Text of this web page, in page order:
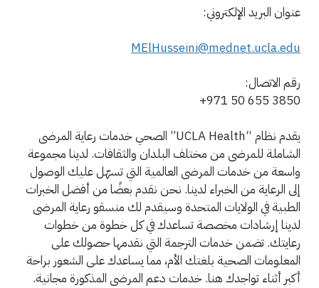
عنوان البريد الإلكتروني:
MElHusseini@mednet.ucla.edu
رقم الاتصال:
+971 50 655 3850
يقدم نظام “UCLA Health” الصحي خدمات رعاية المرضى
الشاملة للمرضى من مختلف البلدان والثقافات. لدينا مجموعة
واسعة من خدمات المرضى العالمية التي تسهّل عليك الوصول
إلى الرعاية من الخبراء لدينا. نحن نقدم بعضًا من أفضل الخبرات
الطبية في الولايات المتحدة وسيقدم لك منسقو رعاية المرضى
لدينا إرشادات مخصصة تساعدك في كل خطوة من خطوات
رعايتك. تضمن خدمات الترجمة التي نقدمها حصولك على
المعلومات الصحية بلغتك الأم، مما يساعدك على الشعور براحة
أكبر أثناء تواجدك هنا. خدمات دعم المرضى المذكورة مجانية.